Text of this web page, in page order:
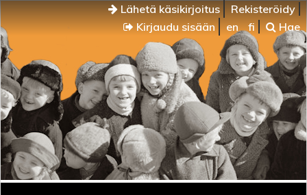
Lähetä käsikirjoitus
Rekisteröidy
Kirjaudu sisään
en fi Hae